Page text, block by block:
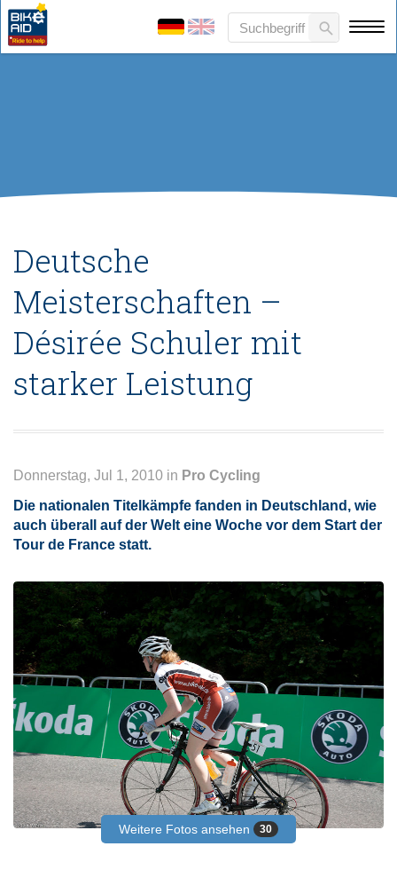
Deutsche
Meisterschaften –
Désirée Schuler mit
starker Leistung
Donnerstag, Jul 1, 2010 in Pro Cycling
Die nationalen Titelkämpfe fanden in Deutschland, wie
auch überall auf der Welt eine Woche vor dem Start der
Tour de France statt.
Weitere Fotos ansehen 30